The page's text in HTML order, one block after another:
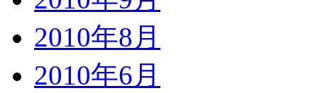
2010年8月
2010年6月